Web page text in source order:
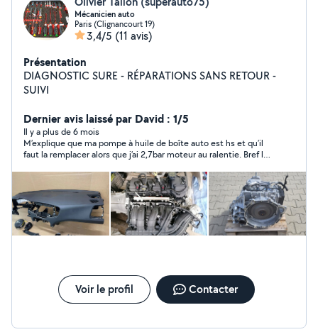
Mécanicien auto
Paris (Clignancourt 19)
3,4/5 (11 avis)
Présentation
DIAGNOSTIC SURE - RÉPARATIONS SANS RETOUR -
SUIVI
Dernier avis laissé par David : 1/5
Il y a plus de 6 mois
M’explique que ma pompe à huile de boîte auto est hs et qu’il
faut la remplacer alors que j’ai 2,7bar moteur au ralentie. Bref la
Pas bon le diagnostic
Voir le profil Contacter